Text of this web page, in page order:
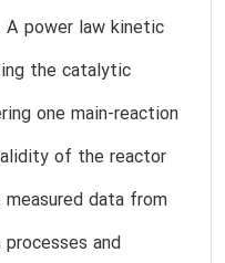
A power law kinetic
the catalytic
one main-reaction
of the reactor
data from
and